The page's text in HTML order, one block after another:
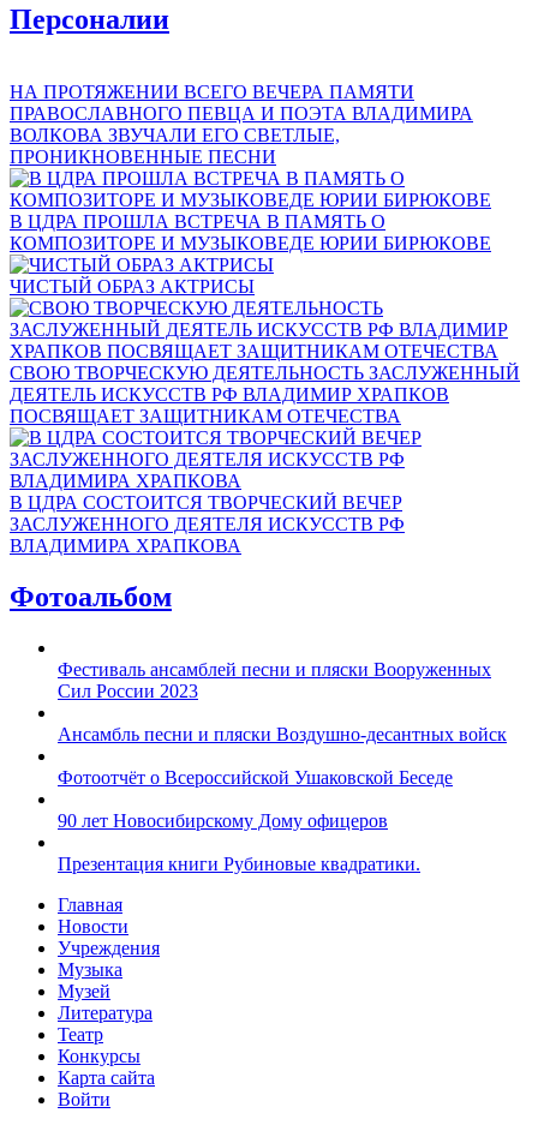
Персоналии
НА ПРОТЯЖЕНИИ ВСЕГО ВЕЧЕРА ПАМЯТИ
ПРАВОСЛАВНОГО ПЕВЦА И ПОЭТА ВЛАДИМИРА
ВОЛКОВА ЗВУЧАЛИ ЕГО СВЕТЛЫЕ,
ПРОНИКНОВЕННЫЕ ПЕСНИ
В ЦДРА ПРОШЛА ВСТРЕЧА В ПАМЯТЬ О
КОМПОЗИТОРЕ И МУЗЫКОВЕДЕ ЮРИИ БИРЮКОВЕ
ЧИСТЫЙ ОБРАЗ АКТРИСЫ
СВОЮ ТВОРЧЕСКУЮ ДЕЯТЕЛЬНОСТЬ ЗАСЛУЖЕННЫЙ
ДЕЯТЕЛЬ ИСКУССТВ РФ ВЛАДИМИР ХРАПКОВ
ПОСВЯЩАЕТ ЗАЩИТНИКАМ ОТЕЧЕСТВА
В ЦДРА СОСТОИТСЯ ТВОРЧЕСКИЙ ВЕЧЕР
ЗАСЛУЖЕННОГО ДЕЯТЕЛЯ ИСКУССТВ РФ
ВЛАДИМИРА ХРАПКОВА
Фотоальбом
Фестиваль ансамблей песни и пляски Вооруженных
Сил России 2023
Ансамбль песни и пляски Воздушно-десантных войск
Фотоотчёт о Всероссийской Ушаковской Беседе
90 лет Новосибирскому Дому офицеров
Презентация книги Рубиновые квадратики.
Главная
Новости
Учреждения
Музыка
Музей
Литература
Театр
Конкурсы
Карта сайта
Войти